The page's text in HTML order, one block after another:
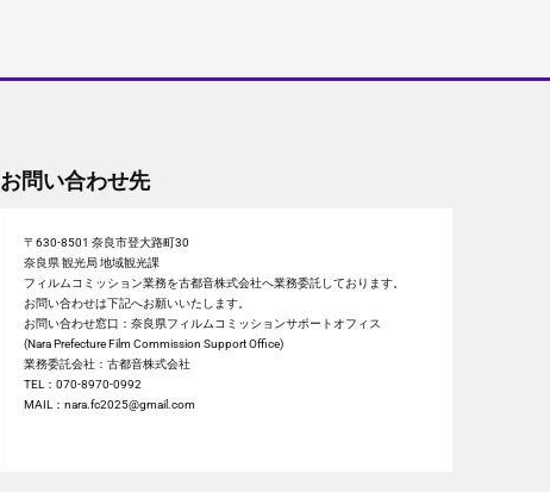
お問い合わせ先
〒630-8501 奈良市登大路町30
奈良県 観光局 地域観光課
フィルムコミッション業務を古都音株式会社へ業務委託しております。
お問い合わせは下記へお願いいたします。
お問い合わせ窓口：奈良県フィルムコミッションサポートオフィス
(Nara Prefecture Film Commission Support Office)
業務委託会社：古都音株式会社
TEL：070-8970-0992
MAIL：nara.fc2025@gmail.com